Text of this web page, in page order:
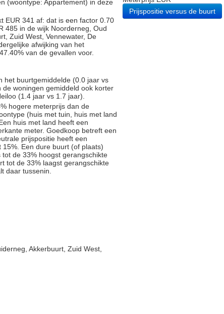
(woontype: Appartement) in deze
EUR 341 af: dat is een factor 0.70
485 in de wijk Noorderneg, Oud
Zuid West, Vennewater, De
afwijking van het
van de gevallen voor.
het buurtgemiddelde (0.0 jaar vs
woningen gemiddeld ook korter
(1.4 jaar vs 1.7 jaar).
hogere meterprijs dan de
(huis met tuin, huis met land
huis met land heeft een
meter. Goedkoop betreft een
prijspositie heeft een
Een dure buurt (of plaats)
de 33% hoogst gerangschikte
tot de 33% laagst gerangschikte
daar tussenin.
Akkerbuurt, Zuid West,
Prijspositie versus de buurt